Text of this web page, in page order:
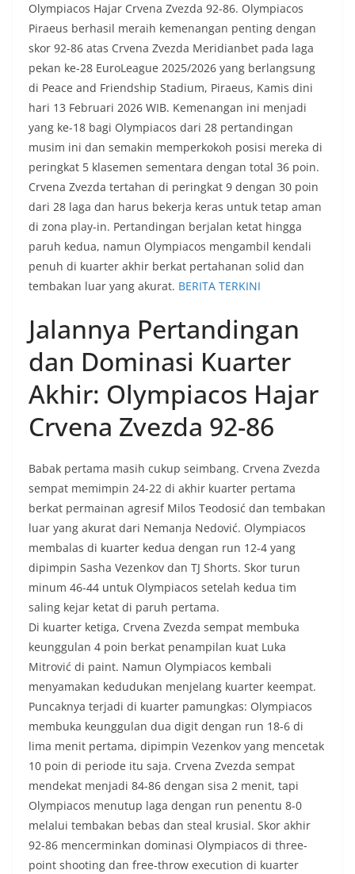
Olympiacos Hajar Crvena Zvezda 92-86. Olympiacos
Piraeus berhasil meraih kemenangan penting dengan
skor 92-86 atas Crvena Zvezda Meridianbet pada laga
pekan ke-28 EuroLeague 2025/2026 yang berlangsung
di Peace and Friendship Stadium, Piraeus, Kamis dini
hari 13 Februari 2026 WIB. Kemenangan ini menjadi
yang ke-18 bagi Olympiacos dari 28 pertandingan
musim ini dan semakin memperkokoh posisi mereka di
peringkat 5 klasemen sementara dengan total 36 poin.
Crvena Zvezda tertahan di peringkat 9 dengan 30 poin
dari 28 laga dan harus bekerja keras untuk tetap aman
di zona play-in. Pertandingan berjalan ketat hingga
paruh kedua, namun Olympiacos mengambil kendali
penuh di kuarter akhir berkat pertahanan solid dan
tembakan luar yang akurat. BERITA TERKINI
Jalannya Pertandingan
dan Dominasi Kuarter
Akhir: Olympiacos Hajar
Crvena Zvezda 92-86
Babak pertama masih cukup seimbang. Crvena Zvezda
sempat memimpin 24-22 di akhir kuarter pertama
berkat permainan agresif Milos Teodosić dan tembakan
luar yang akurat dari Nemanja Nedović. Olympiacos
membalas di kuarter kedua dengan run 12-4 yang
dipimpin Sasha Vezenkov dan TJ Shorts. Skor turun
minum 46-44 untuk Olympiacos setelah kedua tim
saling kejar ketat di paruh pertama.
Di kuarter ketiga, Crvena Zvezda sempat membuka
keunggulan 4 poin berkat penampilan kuat Luka
Mitrović di paint. Namun Olympiacos kembali
menyamakan kedudukan menjelang kuarter keempat.
Puncaknya terjadi di kuarter pamungkas: Olympiacos
membuka keunggulan dua digit dengan run 18-6 di
lima menit pertama, dipimpin Vezenkov yang mencetak
10 poin di periode itu saja. Crvena Zvezda sempat
mendekat menjadi 84-86 dengan sisa 2 menit, tapi
Olympiacos menutup laga dengan run penentu 8-0
melalui tembakan bebas dan steal krusial. Skor akhir
92-86 mencerminkan dominasi Olympiacos di three-
point shooting dan free-throw execution di kuarter